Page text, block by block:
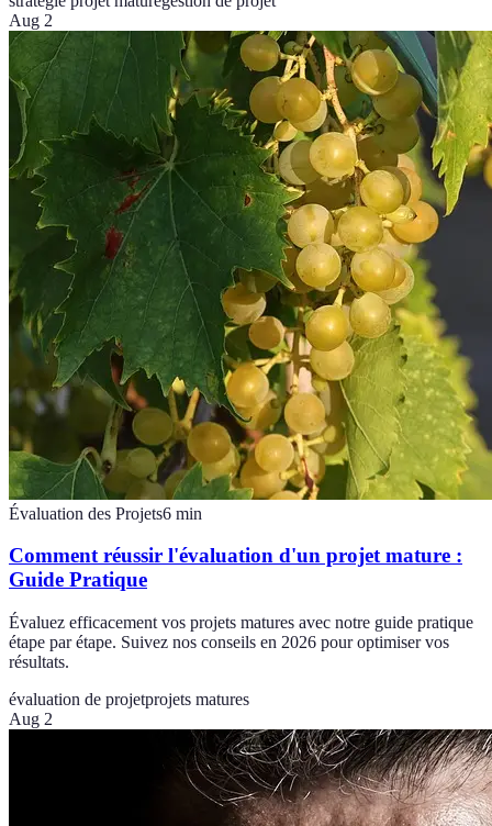
Aug 2
Évaluation des Projets6 min
Comment réussir l'évaluation d'un projet mature :
Guide Pratique
Évaluez efficacement vos projets matures avec notre guide pratique
étape par étape. Suivez nos conseils en 2026 pour optimiser vos
résultats.
évaluation de projetprojets matures
Aug 2